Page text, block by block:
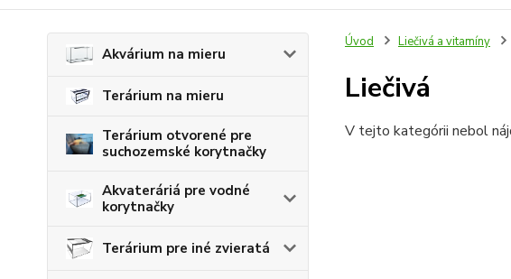
Akvárium na mieru
Terárium na mieru
Terárium otvorené pre
suchozemské korytnačky
Akvateráriá pre vodné
korytnačky
Terárium pre iné zvieratá
Úvod Liečivá a vitamíny
Liečivá
V tejto kategórii nebol